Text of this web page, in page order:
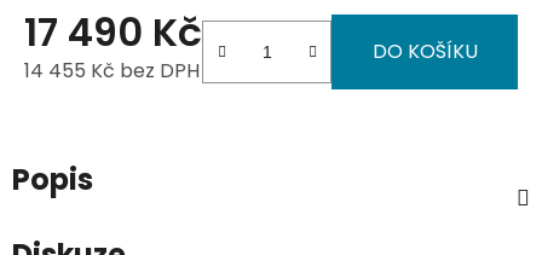
17 490 Kč
14 455 Kč bez DPH
DO KOŠÍKU
Popis